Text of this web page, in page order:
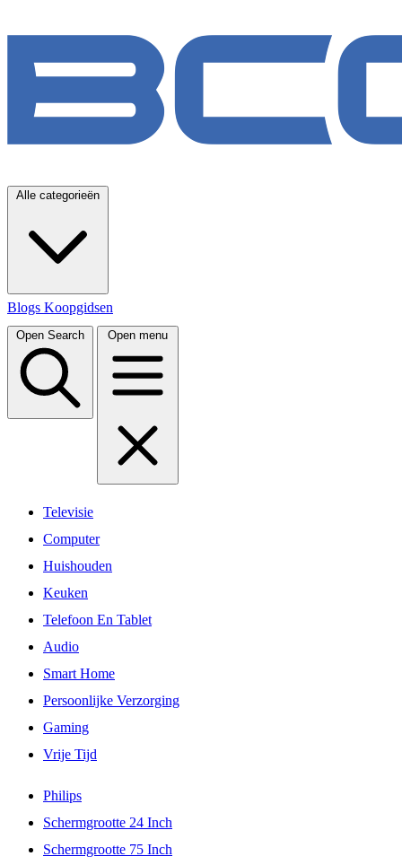
Alle categorieën
Blogs Koopgidsen
Open Search Open menu
Televisie
Computer
Huishouden
Keuken
Telefoon En Tablet
Audio
Smart Home
Persoonlijke Verzorging
Gaming
Vrije Tijd
Philips
Schermgrootte 24 Inch
Schermgrootte 75 Inch